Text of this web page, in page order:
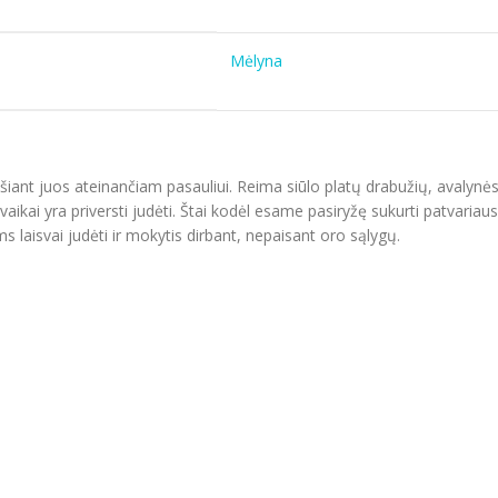
Mėlyna
juos ateinančiam pasauliui. Reima siūlo platų drabužių,
yra priversti judėti. Štai kodėl esame pasiryžę sukurti
laisvai judėti ir mokytis dirbant, nepaisant oro sąlygų.